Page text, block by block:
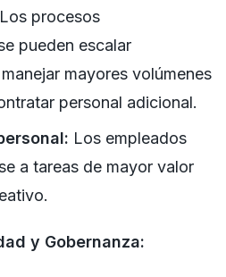
Los procesos
pueden escalar
mayores volúmenes
personal adicional.
Los empleados
a tareas de mayor valor
y Gobernanza: